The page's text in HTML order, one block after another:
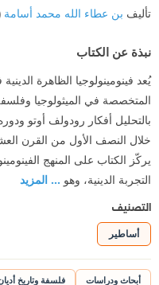
تأليف بن عطاء الله محمد أسامة
نبذة عن الكتاب
يُعد فينومينولوجيا الظاهرة
المتخصصة في الميثولوجيا
بالتحليل أفكار رودولف أوتو
خلال النصف الأول من القرن
يركّز الكتاب على المنهج
التجربة الدينية، وهو ... المزيد
التصنيف
أساطير
أبحاث ودراسات فلسفة وتاريخ